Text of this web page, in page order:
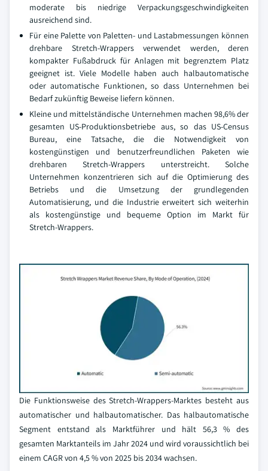
moderate bis niedrige Verpackungsgeschwindigkeiten
ausreichend sind.
Für eine Palette von Paletten- und Lastabmessungen können
drehbare Stretch-Wrappers verwendet werden, deren
kompakter Fußabdruck für Anlagen mit begrenztem Platz
geeignet ist. Viele Modelle haben auch halbautomatische
oder automatische Funktionen, so dass Unternehmen bei
Bedarf zukünftig Beweise liefern können.
Kleine und mittelständische Unternehmen machen 98,6% der
gesamten US-Produktionsbetriebe aus, so das US-Census
Bureau, eine Tatsache, die die Notwendigkeit von
kostengünstigen und benutzerfreundlichen Paketen wie
drehbaren Stretch-Wrappers unterstreicht. Solche
Unternehmen konzentrieren sich auf die Optimierung des
Betriebs und die Umsetzung der grundlegenden
Automatisierung, und die Industrie erweitert sich weiterhin
als kostengünstige und bequeme Option im Markt für
Stretch-Wrappers.
Die Funktionsweise des Stretch-Wrappers-Marktes besteht aus
automatischer und halbautomatischer. Das halbautomatische
Segment entstand als Marktführer und hält 56,3 % des
gesamten Marktanteils im Jahr 2024 und wird voraussichtlich bei
einem CAGR von 4,5 % von 2025 bis 2034 wachsen.